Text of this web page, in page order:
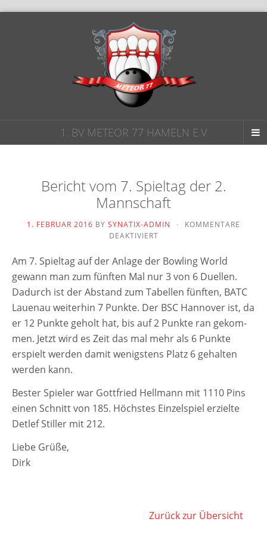
1. BV METEOR 77 HAMELN E.V
Bericht vom 7. Spieltag der 2.
Mannschaft
1. FEBRUAR 2016 BY SYNATIX-ADMIN ·
KOMMENTARE
DEAKTIVIERTFÜR
VOM
SPIELTAG
DER
2.
MANNSCHAFT
Am 7. Spieltag auf der Anlage der Bowling World
gewann man zum fünf­ten Mal nur 3 von 6 Duellen.
Dadurch ist der Abstand zum Tabellen fünf­ten, BATC
Lauenau wei­ter­hin 7 Punkte. Der BSC Hannover ist, da
er 12 Punkte geholt hat, bis auf 2 Punkte ran gekom­
men. Jetzt wird es Zeit das mal mehr als 6 Punkte
erspielt wer­den damit wenigs­tens Platz 6 gehal­ten
wer­den kann.
Bester Spieler war Gottfried Hellmann mit 1110 Pins
einen Schnitt von 185. Höchstes Einzelspiel erziel­te
Detlef Stiller mit 212.
Liebe Grüße,
Dirk
Zurück zur Übersicht